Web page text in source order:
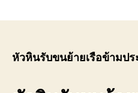
หัวหินรับขนย้ายเรือข้ามปร